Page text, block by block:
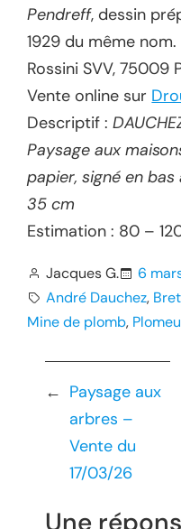
Pendreff, dessin
1929 du même nom.
Rossini SVV, 75009
Vente online sur
Descriptif :
Paysage aux
papier, signé en bas
35 cm
Estimation : 80 –
Jacques G. 6
André Dauchez,
Mine de plomb,
← Paysage aux
arbres –
Vente du
17/03/26
Une